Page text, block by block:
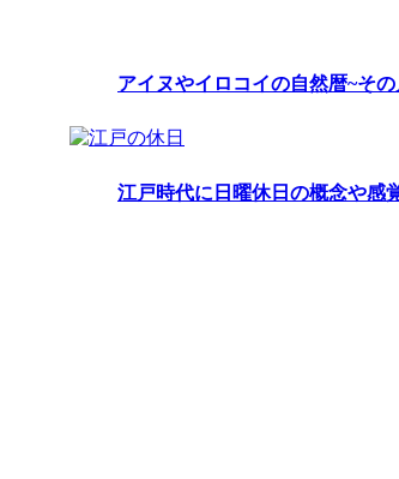
アイヌやイロコイの自然暦~そ
江戸時代に日曜休日の概念や感